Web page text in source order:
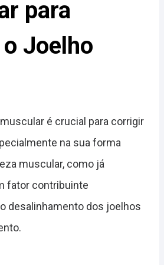
para
Joelho
é crucial para corrigir
na sua forma
muscular, como já
fator contribuinte
desalinhamento dos joelhos